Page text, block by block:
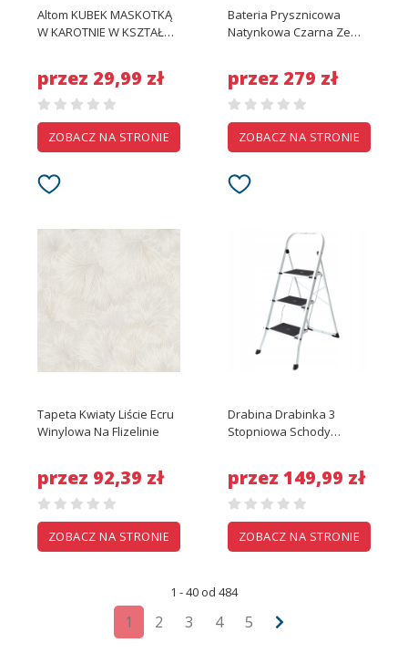
Altom KUBEK MASKOTKĄ
W KAROTNIE W KSZTAŁCIE
przez 29,99 zł
ZOBACZ NA STRONIE
Bateria Prysznicowa
Natynkowa Czarna Ze
przez 279 zł
ZOBACZ NA STRONIE
Tapeta Kwiaty Liście Ecru
Winylowa Na Flizelinie
przez 92,39 zł
ZOBACZ NA STRONIE
Drabina Drabinka 3
Stopniowa Schody
przez 149,99 zł
ZOBACZ NA STRONIE
1 - 40 od 484
1 2 3 4 5